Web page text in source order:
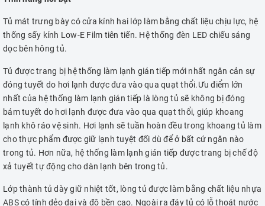
Tủ mát trưng bày có cửa kính hai lớp làm bằng chất liệu chịu lực, hệ
thống sấy kính Low-E Film tiên tiến. Hệ thống đèn LED chiếu sáng
dọc bên hông tủ.
Tủ được trang bị hệ thống làm lạnh gián tiếp mới nhất ngăn cản sự
đóng tuyết do hơi lạnh được đưa vào qua quạt thổi.Ưu điểm lớn
nhất của hệ thống làm lạnh gián tiếp là lòng tủ sẽ không bị đóng
bám tuyết do hơi lạnh được đưa vào qua quạt thổi, giúp khoang
lạnh khô ráo vệ sinh. Hơi lạnh sẽ tuần hoàn đều trong khoang tủ làm
cho thực phẩm được giữ lạnh tuyệt đối dù để ở bất cứ ngăn nào
trong tủ. Hơn nữa, hệ thống làm lạnh gián tiếp được trang bị chế độ
xả tuyết tự động cho dàn lạnh bên trong tủ.
Lớp thành tủ dày giữ nhiệt tốt, lòng tủ được làm bằng chất liệu nhựa
ABS có tính dẻo dai và độ bền cao. Ngoài ra đáy tủ có lỗ thoát nước